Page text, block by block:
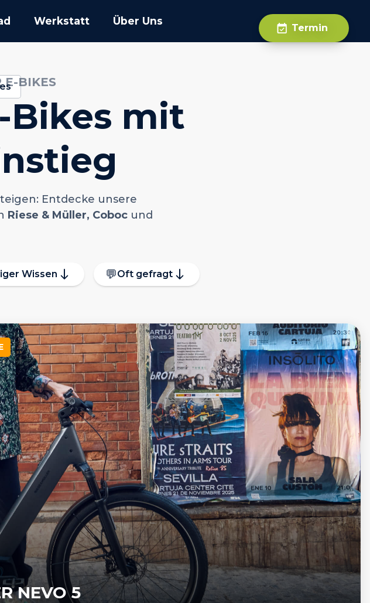
Werkstatt Über Uns
Termin
E-BIKES
Bikes mit
Entdecke unsere
Riese & Müller, Cobocund
Wissen 💬Oft gefragt
NEVO 5